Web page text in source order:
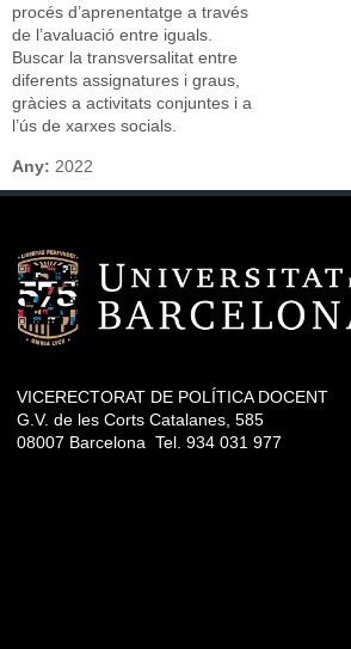
procés d’aprenentatge a través
de l’avaluació entre iguals.
Buscar la transversalitat entre
diferents assignatures i graus,
gràcies a activitats conjuntes i a
l’ús de xarxes socials.
Any: 2022
VICERECTORAT DE POLÍTICA DOCENT
G.V. de les Corts Catalanes, 585
08007 Barcelona Tel. 934 031 977